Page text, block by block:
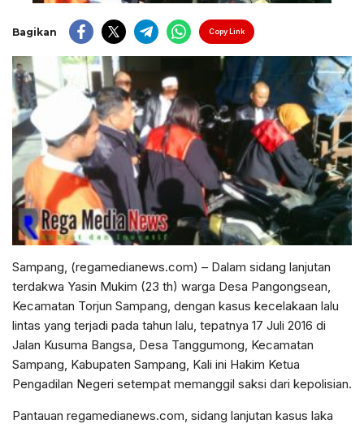
Bagikan Copy Link
Sampang, (regamedianews.com) – Dalam sidang lanjutan
terdakwa Yasin Mukim (23 th) warga Desa Pangongsean,
Kecamatan Torjun Sampang, dengan kasus kecelakaan lalu
lintas yang terjadi pada tahun lalu, tepatnya 17 Juli 2016 di
Jalan Kusuma Bangsa, Desa Tanggumong, Kecamatan
Sampang, Kabupaten Sampang, Kali ini Hakim Ketua
Pengadilan Negeri setempat memanggil saksi dari kepolisian.
Pantauan regamedianews.com, sidang lanjutan kasus laka